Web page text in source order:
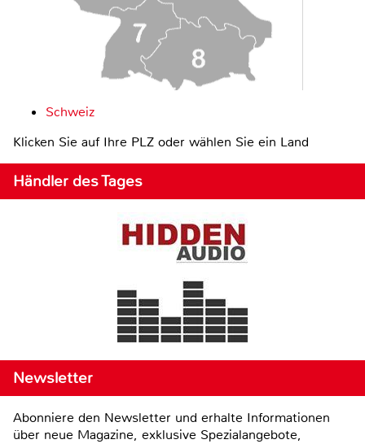
Schweiz
Klicken Sie auf Ihre PLZ oder wählen Sie ein Land
Händler des Tages
Newsletter
Abonniere den Newsletter und erhalte Informationen
über neue Magazine, exklusive Spezialangebote,